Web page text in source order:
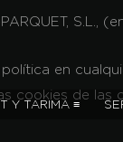
Y TARIMA ≡
S.L.,
en
cookies de